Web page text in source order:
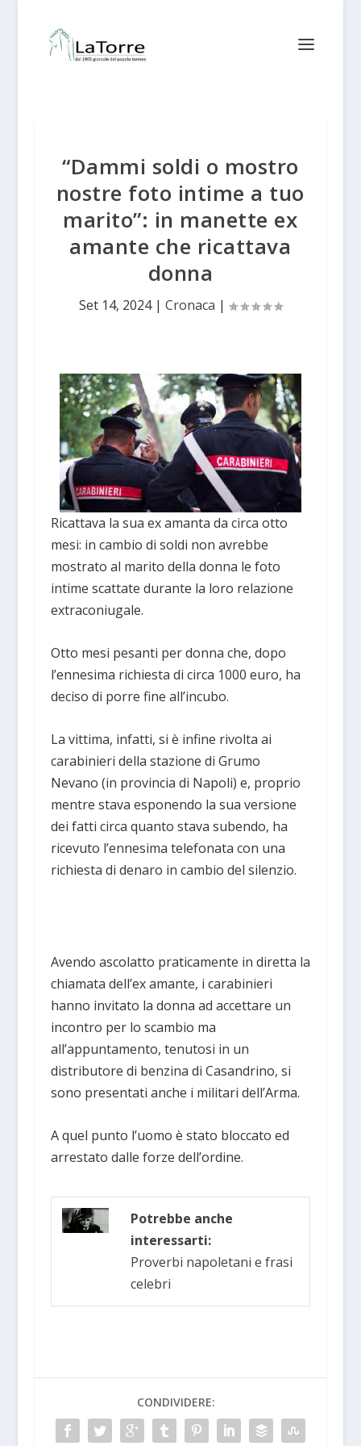
“Dammi soldi o mostro
nostre foto intime a tuo
marito”: in manette ex
amante che ricattava
donna
Set 14, 2024| Cronaca |
Ricattava la sua ex amanta da circa otto
mesi: in cambio di soldi non avrebbe
mostrato al marito della donna le foto
intime scattate durante la loro relazione
extraconiugale.
Otto mesi pesanti per donna che, dopo
l’ennesima richiesta di circa 1000 euro, ha
deciso di porre fine all’incubo.
La vittima, infatti, si è infine rivolta ai
carabinieri della stazione di Grumo
Nevano (in provincia di Napoli) e, proprio
mentre stava esponendo la sua versione
dei fatti circa quanto stava subendo, ha
ricevuto l’ennesima telefonata con una
richiesta di denaro in cambio del silenzio.
Avendo ascolatto praticamente in diretta la
chiamata dell’ex amante, i carabinieri
hanno invitato la donna ad accettare un
incontro per lo scambio ma
all’appuntamento, tenutosi in un
distributore di benzina di Casandrino, si
sono presentati anche i militari dell’Arma.
A quel punto l’uomo è stato bloccato ed
arrestato dalle forze dell’ordine.
Potrebbe anche
interessarti:
Proverbi napoletani e frasi
celebri
CONDIVIDERE: